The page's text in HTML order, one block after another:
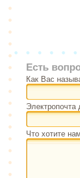
Есть
Как Вас
Электропочта
Что хотите